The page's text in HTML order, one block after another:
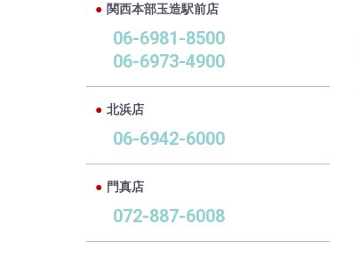
関西本部玉造駅前店
06-6981-8500
06-6973-4900
北浜店
06-6942-6000
門真店
072-887-6008